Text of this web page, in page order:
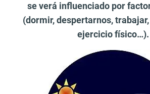
se verá influenciado por
(dormir, despertarnos,
ejercicio físico…).